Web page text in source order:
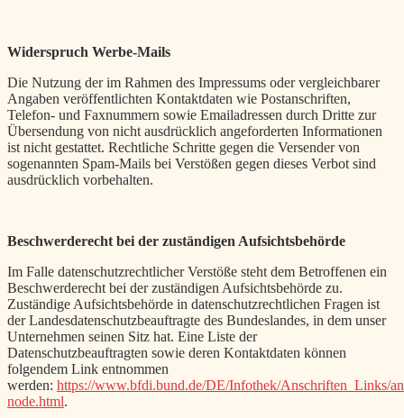
Widerspruch Werbe-Mails
Die Nutzung der im Rahmen des Impressums oder vergleichbarer
Angaben veröffentlichten Kontaktdaten wie Postanschriften,
Telefon- und Faxnummern sowie Emailadressen durch Dritte zur
Übersendung von nicht ausdrücklich angeforderten Informationen
ist nicht gestattet. Rechtliche Schritte gegen die Versender von
sogenannten Spam-Mails bei Verstößen gegen dieses Verbot sind
ausdrücklich vorbehalten.
Beschwerderecht bei der zuständigen Aufsichtsbehörde
Im Falle datenschutzrechtlicher Verstöße steht dem Betroffenen ein
Beschwerderecht bei der zuständigen Aufsichtsbehörde zu.
Zuständige Aufsichtsbehörde in datenschutzrechtlichen Fragen ist
der Landesdatenschutzbeauftragte des Bundeslandes, in dem unser
Unternehmen seinen Sitz hat. Eine Liste der
Datenschutzbeauftragten sowie deren Kontaktdaten können
folgendem Link entnommen
werden: https://www.bfdi.bund.de/DE/Infothek/Anschriften_Links/
node.html.